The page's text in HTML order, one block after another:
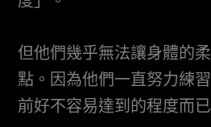
但他們幾乎無法讓身體的
點。因為他們一直努力練
前好不容易達到的程度而已